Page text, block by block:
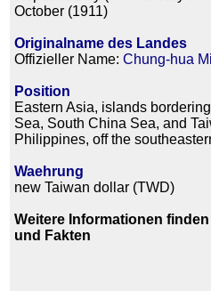
October (1911)
Originalname des Landes
Offizieller Name: Chung-hua
Position
Eastern Asia, islands
Sea, South China Sea, and
Philippines, off the
Waehrung
new Taiwan dollar (TWD)
Weitere Informationen
und Fakten